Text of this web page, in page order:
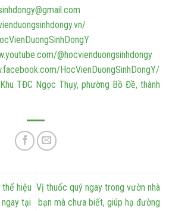
@hocvienduongsinhdongy
HocVienDuongSinhDongY/
TĐC Ngọc Thụy, phường Bồ Đề, thành
hiệu
tại
Vị thuốc quý ngay trong vườn nhà
bạn mà chưa biết, giúp hạ đường